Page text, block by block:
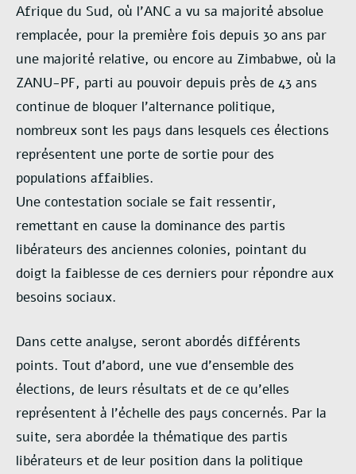
Afrique du Sud, où l’ANC a vu sa majorité absolue
remplacée, pour la première fois depuis 30 ans par
une majorité relative, ou encore au Zimbabwe, où la
ZANU-PF, parti au pouvoir depuis près de 43 ans
continue de bloquer l’alternance politique,
nombreux sont les pays dans lesquels ces élections
représentent une porte de sortie pour des
populations affaiblies.
Une contestation sociale se fait ressentir,
remettant en cause la dominance des partis
libérateurs des anciennes colonies, pointant du
doigt la faiblesse de ces derniers pour répondre aux
besoins sociaux.
Dans cette analyse, seront abordés différents
points. Tout d’abord, une vue d’ensemble des
élections, de leurs résultats et de ce qu’elles
représentent à l’échelle des pays concernés. Par la
suite, sera abordée la thématique des partis
libérateurs et de leur position dans la politique